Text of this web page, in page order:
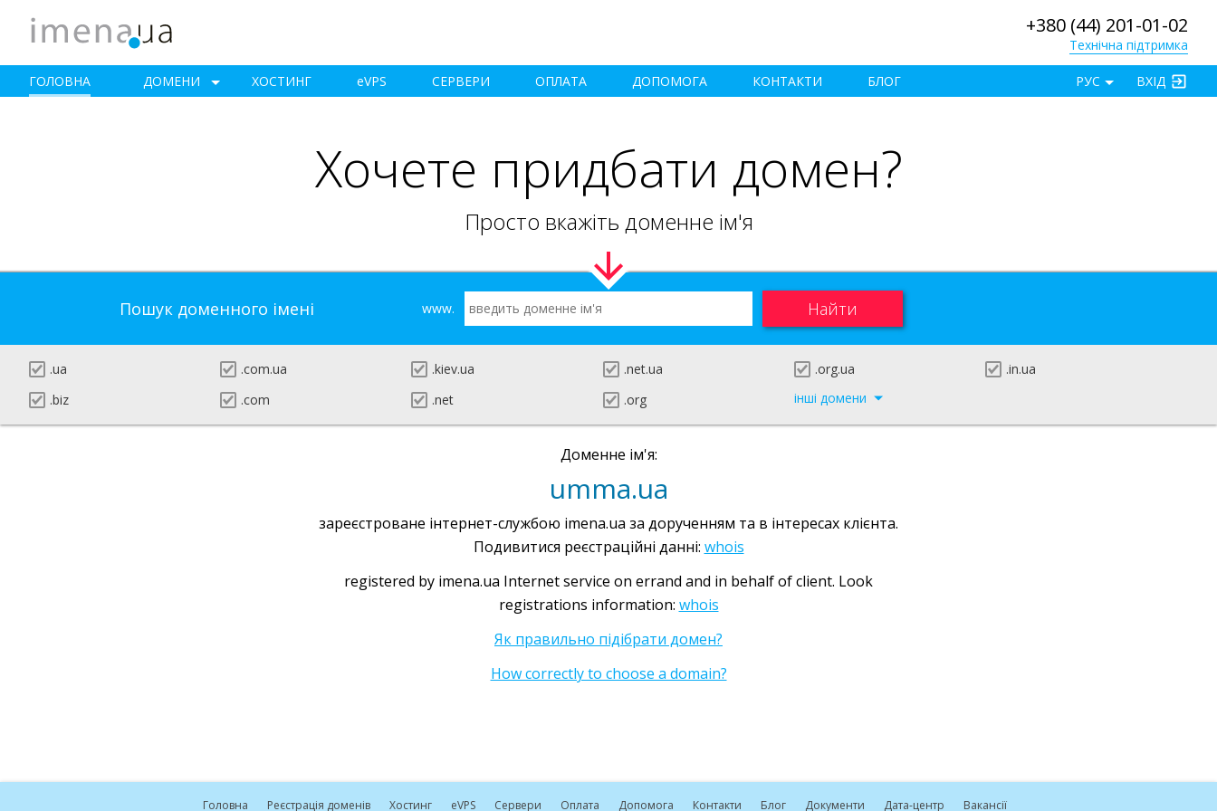
+380 (44) 201-01-02
Технічна підтримка
ГОЛОВНА ДОМЕНИ ХОСТИНГ eVPS СЕРВЕРИ ОПЛАТА ДОПОМОГА КОНТАКТИ БЛОГ ВХІД
РУС
Хочете придбати домен?
Просто вкажіть доменне ім'я
Пошук доменного імені www.
.ua .com.ua .kiev.ua .net.ua .org.ua
.in.ua
.biz
.com .net .org інші домени
Доменне ім'я:
umma.ua
зареєстроване інтернет-службою imena.ua за дорученням та в інтересах клієнта.
Подивитися реєстраційні данні: whois
registered by imena.ua Internet service on errand and in behalf of client. Look
registrations information: whois
Як правильно підібрати домен?
How correctly to choose a domain?
Головна Реєстрація доменів Хостинг eVPS Сервери Оплата Допомога Контакти Блог Документи Дата-центр Вакансії